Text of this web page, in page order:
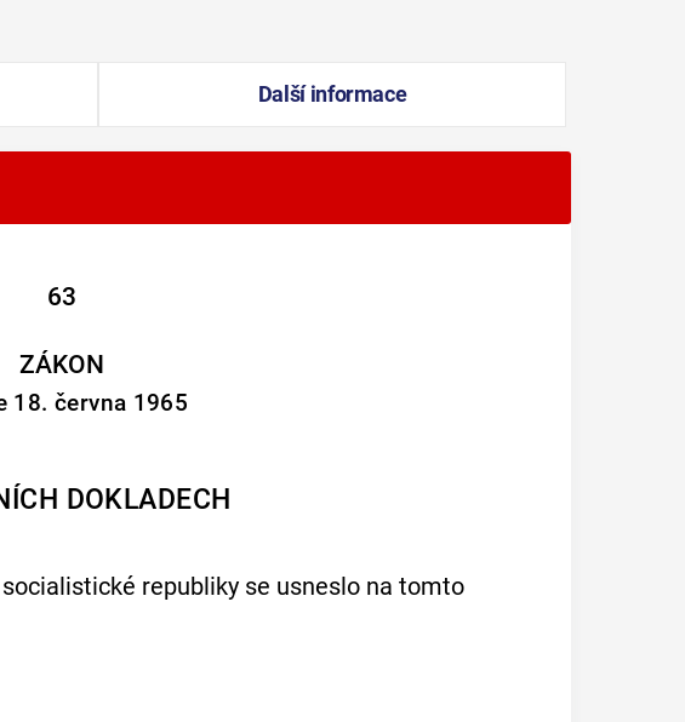
Další informace
63
ZÁKON
18. června 1965
DOKLADECH
republiky se usneslo na tomto